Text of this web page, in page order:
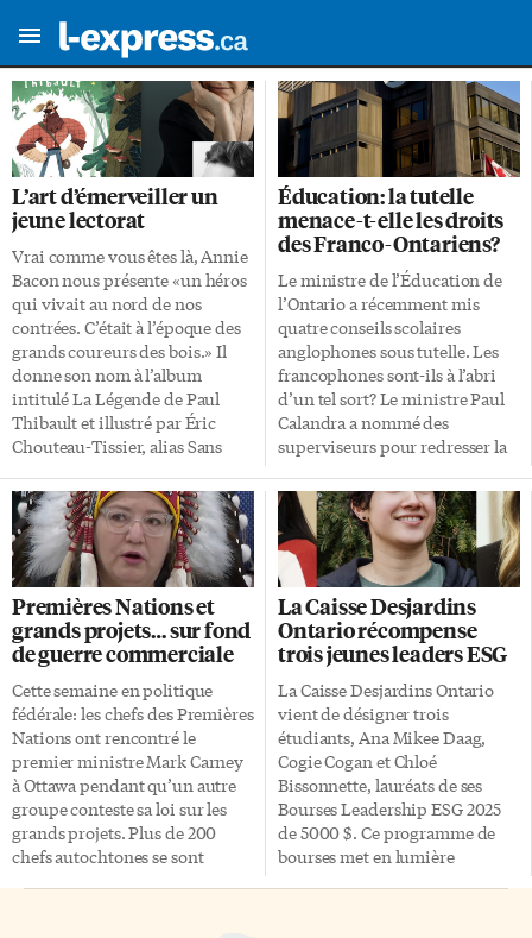
L’art d’émerveiller un
jeune lectorat
Vrai comme vous êtes là, Annie
Bacon nous présente «un héros
qui vivait au nord de nos
contrées. C’était à l’époque des
grands coureurs des bois.» Il
donne son nom à l’album
intitulé La Légende de Paul
Thibault et illustré par Éric
Chouteau-Tissier, alias Sans
illustrations en mouvement
donnent un rythme endiablé à
trois histoires: L’épinette de la
colline, Pique-nique sur feuilles
mortes et Sur la piste du
siffleux. En compagnie de son
ami Grugeux le castor, Paul
Thibault y fait toujours preuve
d’un courage légendaire.
Histoire, folklore et légende
Avec cet album destiné […]
Éducation: la tutelle
menace-t-elle les droits
des Franco-Ontariens?
Le ministre de l’Éducation de
l’Ontario a récemment mis
quatre conseils scolaires
anglophones sous tutelle. Les
francophones sont-ils à l’abri
d’un tel sort? Le ministre Paul
Calandra a nommé des
superviseurs pour redresser la
conseils, qui étaient visés par
des enquêtes sur les états
financiers précaires depuis le
printemps. Les quatre conseils
scolaires visés, dont deux
publics et deux catholiques,
sont anglophones. Est-ce que
Paul Calandra pourrait faire la
même chose à un conseil
scolaire francophone? «Ce
serait compliqué», répond
l’avocat David Taylor, en
entrevue avec Le Droit. Me
Taylor a plaidé avec succès
plusieurs causes […]
Premières Nations et
grands projets… sur fond
de guerre commerciale
Cette semaine en politique
fédérale: les chefs des Premières
Nations ont rencontré le
premier ministre Mark Carney
à Ottawa pendant qu’un autre
groupe conteste sa loi sur les
grands projets. Plus de 200
chefs autochtones se sont
La Caisse Desjardins
Ontario récompense
trois jeunes leaders ESG
La Caisse Desjardins Ontario
vient de désigner trois
étudiants, Ana Mikee Daag,
Cogie Cogan et Chloé
Bissonnette, lauréats de ses
Bourses Leadership ESG 2025
de 5000 $. Ce programme de
bourses met en lumière